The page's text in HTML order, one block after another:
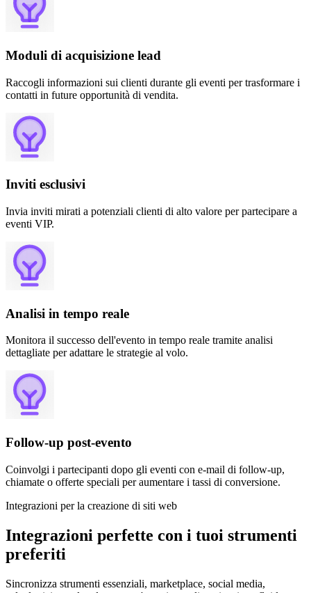
Moduli di acquisizione lead
Raccogli informazioni sui clienti durante gli eventi per trasformare i
contatti in future opportunità di vendita.
Inviti esclusivi
Invia inviti mirati a potenziali clienti di alto valore per partecipare a
eventi VIP.
Analisi in tempo reale
Monitora il successo dell'evento in tempo reale tramite analisi
dettagliate per adattare le strategie al volo.
Follow-up post-evento
Coinvolgi i partecipanti dopo gli eventi con e-mail di follow-up,
chiamate o offerte speciali per aumentare i tassi di conversione.
Integrazioni per la creazione di siti web
Integrazioni perfette con i tuoi strumenti
preferiti
Sincronizza strumenti essenziali, marketplace, social media,